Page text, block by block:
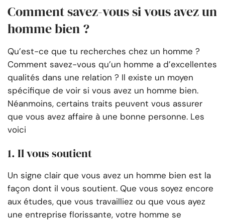
Comment savez-vous si vous avez un
homme bien ?
Qu’est-ce que tu recherches chez un homme ?
Comment savez-vous qu’un homme a d’excellentes
qualités dans une relation ? Il existe un moyen
spécifique de voir si vous avez un homme bien.
Néanmoins, certains traits peuvent vous assurer
que vous avez affaire à une bonne personne. Les
voici
1. Il vous soutient
Un signe clair que vous avez un homme bien est la
façon dont il vous soutient. Que vous soyez encore
aux études, que vous travailliez ou que vous ayez
une entreprise florissante, votre homme se